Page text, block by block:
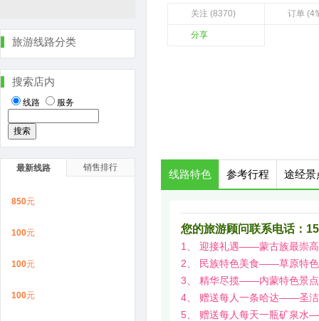
关注 (8370) 订单 (4
分享
线路特色 参考行程 途经景
您的旅游顾问联系电话：
1、 迎接礼遇——蒙古族最崇
2、 民族特色美食——草原特
3、 精华尽揽——内蒙特色景点
4、 赠送每人一条哈达——圣
5、 赠送每人每天一瓶矿泉水
旅游线路分类
搜索店内
线路 服务
最新线路 销售排行
850元
100元
100元
100元